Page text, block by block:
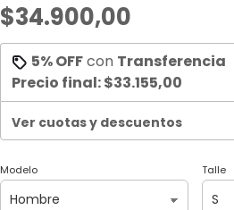
$34.900,00
5% OFFcon Transferencia
Precio final:$33.155,00
Ver cuotas y descuentos
Modelo Talle